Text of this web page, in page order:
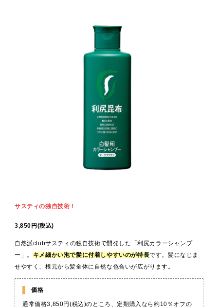
サスティの独自技術！
3,850円(税込)
自然派clubサスティの独自技術で開発した「利尻カラーシャンプ
ー」。 キメ細かい泡で髪に付着しやすいのが特長です。髪になじま
せやすく、根元から髪全体に自然な色合いが広がります。
価格
通常価格3,850円(税込)のところ、定期購入なら約10％オフの